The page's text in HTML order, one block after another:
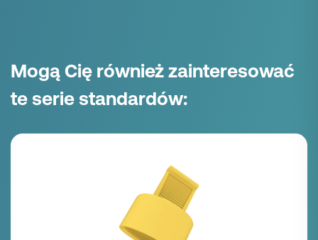
Mogą Cię również zainteresować
te serie standardów: